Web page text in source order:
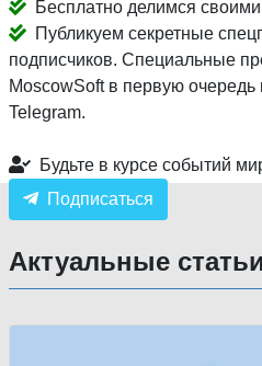
Бесплатно делимся
Публикуем секретные
подписчиков. Специальные
MoscowSoft в первую
Telegram.
Будьте в курсе событий
Подписаться
Актуальные